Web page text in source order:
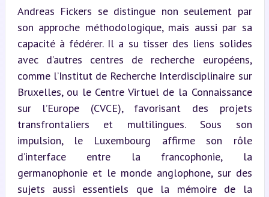
Andreas Fickers se distingue non seulement par
son approche méthodologique, mais aussi par sa
capacité à fédérer. Il a su tisser des liens solides
avec d’autres centres de recherche européens,
comme l’Institut de Recherche Interdisciplinaire sur
Bruxelles, ou le Centre Virtuel de la Connaissance
sur l’Europe (CVCE), favorisant des projets
transfrontaliers et multilingues. Sous son
impulsion, le Luxembourg affirme son rôle
d’interface entre la francophonie, la
germanophonie et le monde anglophone, sur des
sujets aussi essentiels que la mémoire de la